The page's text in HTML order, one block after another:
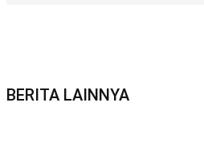
BERITA LAINNYA